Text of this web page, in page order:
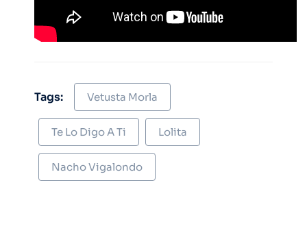
Tags: Vetusta Morla
Te Lo Digo A Ti Lolita
Nacho Vigalondo